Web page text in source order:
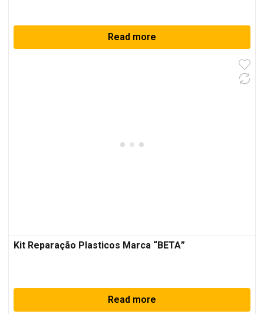
Read more
Kit Reparação Plasticos Marca “BETA”
Read more